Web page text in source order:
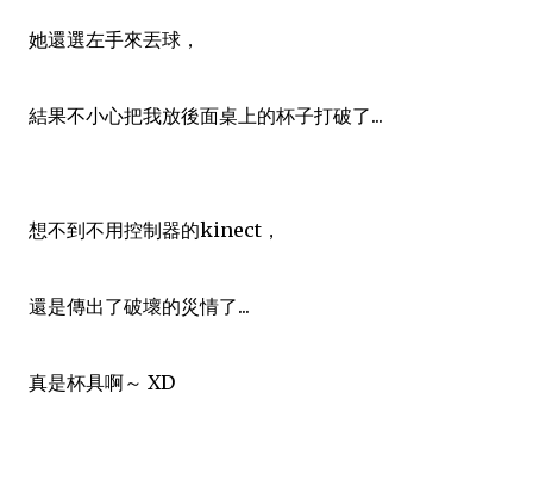
她還選左手來丟球，
結果不小心把我放後面桌上的杯子打破了...
想不到不用控制器的kinect，
還是傳出了破壞的災情了...
真是杯具啊～ XD